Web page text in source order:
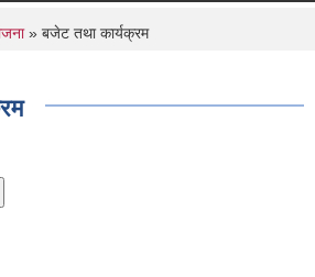
» बजेट तथा कार्यक्रम